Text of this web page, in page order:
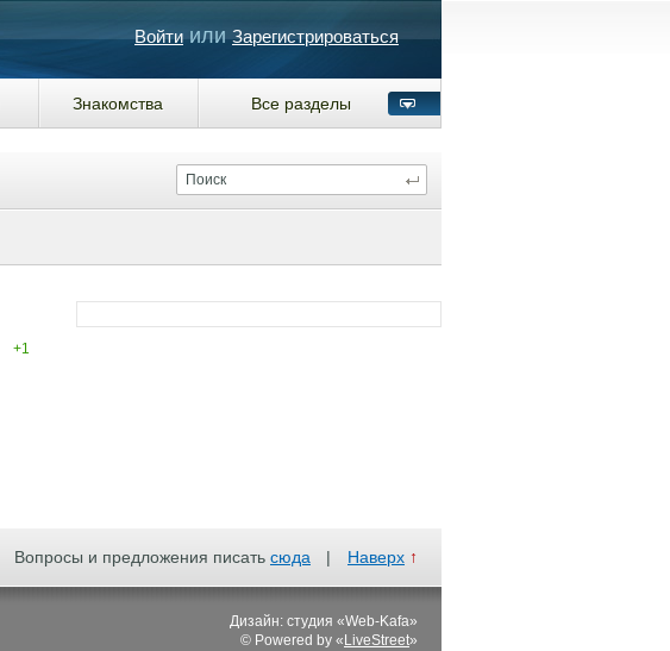
ВойтиилиЗарегистрироваться
Знакомства Все разделы
+1
Вопросы и предложения писать сюда | Наверх ↑
Дизайн: студия «Web-Kafa»
© Powered by « LiveStreet»